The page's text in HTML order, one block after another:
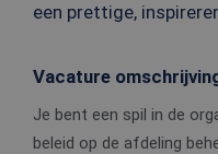
een prettige,
Vacature
Je bent een spil in de
beleid op de afdeling